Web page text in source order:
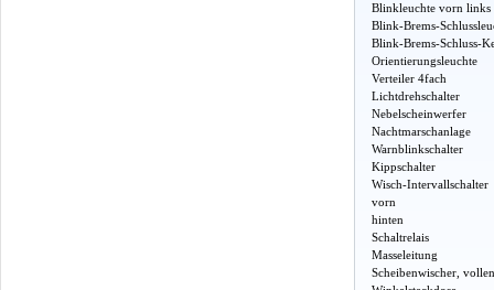
Blinkleuchte vorn links
Blink-Brems-
Blink-Brems-Schluss-
Orientierungsleuchte
Verteiler 4fach
Lichtdrehschalter
Nebelscheinwerfer
Nachtmarschanlage
Warnblinkschalter
Kippschalter
Wisch-Intervallschalter
vorn
hinten
Schaltrelais
Masseleitung
Scheibenwischer,